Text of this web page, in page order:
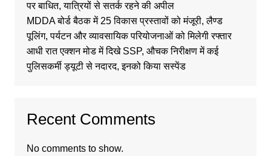
पर बाधित, यात्रियों से सतर्क रहने की अपील
MDDA बोर्ड बैठक में 25 विकास प्रस्तावों को मंजूरी, लैण्ड
पूलिंग, पर्यटन और व्यावसायिक परियोजनाओं को मिलेगी रफ्तार
आधी रात एक्शन मोड में दिखे SSP, औचक निरीक्षण में कई
पुलिसकर्मी ड्यूटी से नदारद, इनको किया सस्पेंड
Recent Comments
No comments to show.